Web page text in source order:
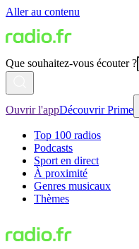
Aller au contenu
Que souhaitez-vous écouter ?
Ouvrir l'appDécouvrir Prime
Top 100 radios
Podcasts
Sport en direct
À proximité
Genres musicaux
Thèmes